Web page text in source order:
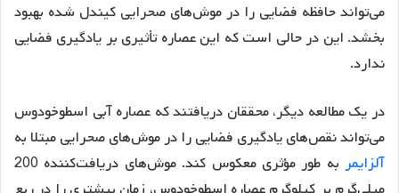
می‌تواند حافظه فضایی را در موش‌های صحرایی کیندل شده بهبود
بخشد. این در حالی است که این عصاره تأثیری بر یادگیری فضایی
ندارد.
در یک مطالعه دیگر، محققان دریافتند که عصاره آبی اسطوخودوس
می‌تواند نقص‌های یادگیری فضایی را در موش‌های صحرایی مبتلا به
آلزایمر به طور مؤثری معکوس کند
. موش‌های دریافت‌کننده 200